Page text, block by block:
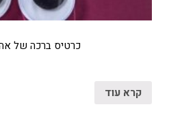
כרטיס ברכה של
קרא עוד